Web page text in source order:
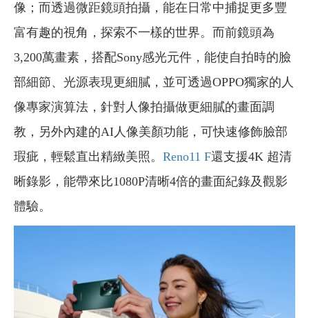
像；而透過微距鏡頭拍攝，能在日常中捕捉更多豐
富有趣的視角，探索不一樣的世界。而前鏡頭為
3,200萬畫素，搭配Sony感光元件，能使自拍時的臉
部細節、光源表現更細膩，並可透過OPPO獨家的人
像專家演算法，針對人像拍攝做更細膩的畫面調
教，另外內建的AI人像美顏功能，可快速修飾臉部
瑕疵，輕鬆直出精緻美照。 Reno11 F還支援4K 超清
晰錄影，能帶來比1080P清晰4倍的畫面紀錄及觀影
體驗。